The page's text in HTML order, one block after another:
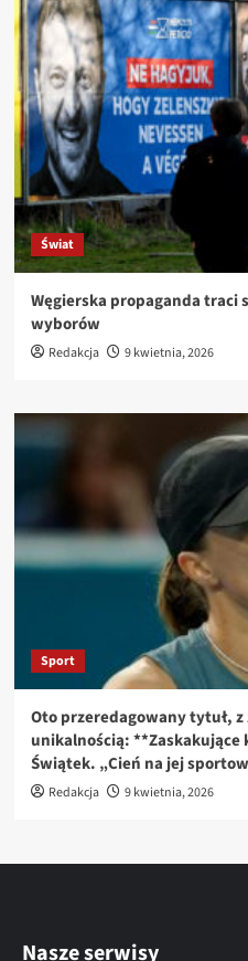
Świat
Węgierska propaganda traci
wyborów
Redakcja 9 kwietnia, 2026
Sport
Oto przeredagowany tytuł,
unikalnością: **Zaskakujące
Świątek. „Cień na jej
Redakcja 9 kwietnia, 2026
Nasze serwisy